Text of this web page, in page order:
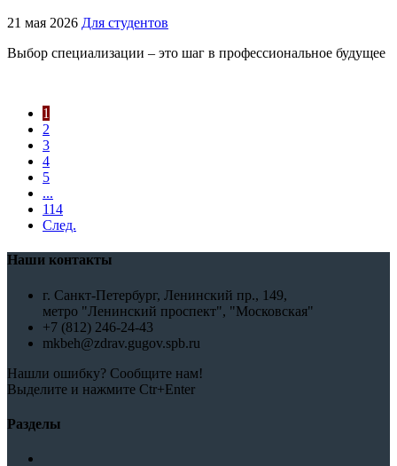
21 мая 2026 Для студентов
Выбор специализации – это шаг в профессиональное будущее
1
2
3
4
5
...
114
След.
Наши контакты
г. Санкт-Петербург, Ленинский пр., 149,
метро "Ленинский проспект", "Московская"
+7 (812) 246-24-43
mkbeh@zdrav.gugov.spb.ru
Нашли ошибку? Сообщите нам!
Выделите и нажмите Ctr+Enter
Разделы